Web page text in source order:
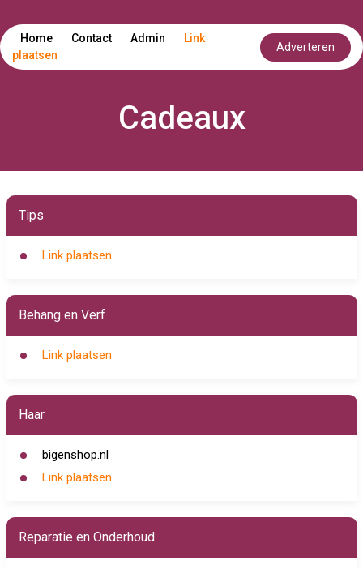
Home Contact Admin
Link
plaatsen
Adverteren
Cadeaux
Tips
Link plaatsen
Behang en Verf
Link plaatsen
Haar
bigenshop.nl
Link plaatsen
Reparatie en Onderhoud